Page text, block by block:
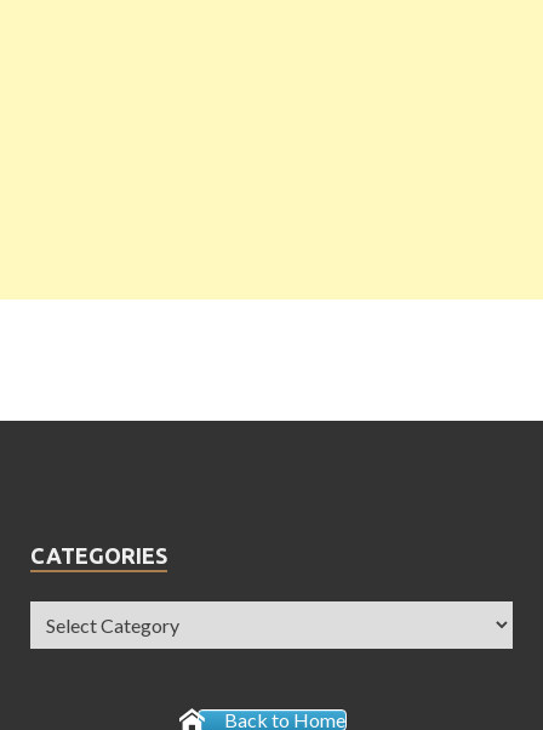
CATEGORIES
Back to Home